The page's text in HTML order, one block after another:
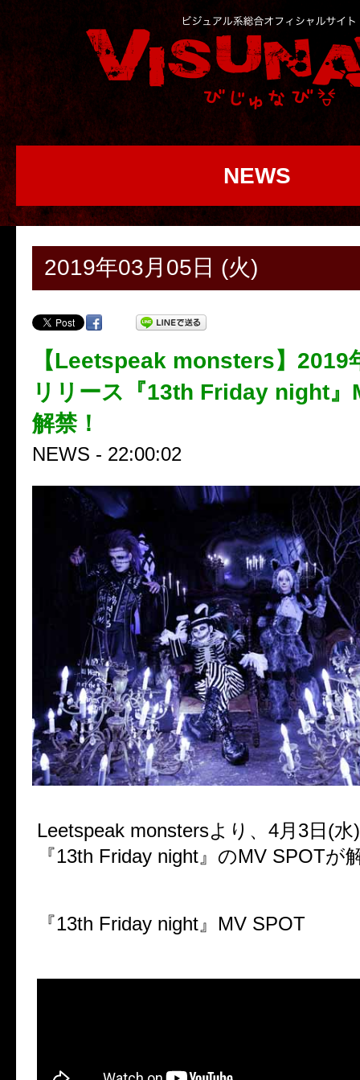
NEWS
2019年03月05日 (火)
【Leetspeak monsters】2019
リリース『13th Friday night』
解禁！
NEWS - 22:00:02
Leetspeak monstersより、4月3日(
『13th Friday night』のMV SPOTが
『13th Friday night』MV SPOT